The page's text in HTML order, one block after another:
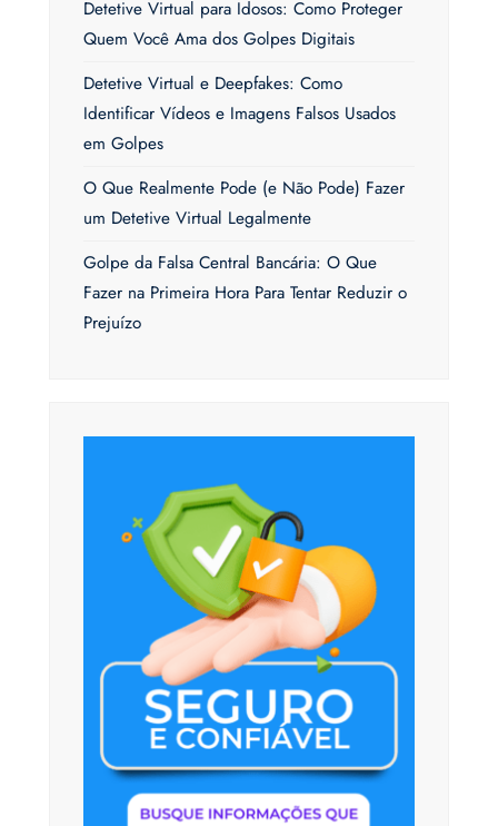
Detetive Virtual para Idosos: Como Proteger
Quem Você Ama dos Golpes Digitais
Detetive Virtual e Deepfakes: Como
Identificar Vídeos e Imagens Falsos Usados
em Golpes
O Que Realmente Pode (e Não Pode) Fazer
um Detetive Virtual Legalmente
Golpe da Falsa Central Bancária: O Que
Fazer na Primeira Hora Para Tentar Reduzir o
Prejuízo